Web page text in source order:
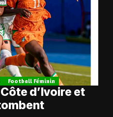
Football Féminin
d’Ivoire et